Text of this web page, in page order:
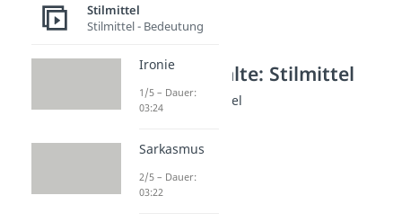
Weitere Inhalte: Stilmittel
Strukturelle Stilmittel
Parallelismus
Dauer: 03:08
Enjambement
Stilmittel
Stilmittel - Bedeutung
Ironie
1/5 – Dauer:
03:24
Sarkasmus
2/5 – Dauer:
03:22